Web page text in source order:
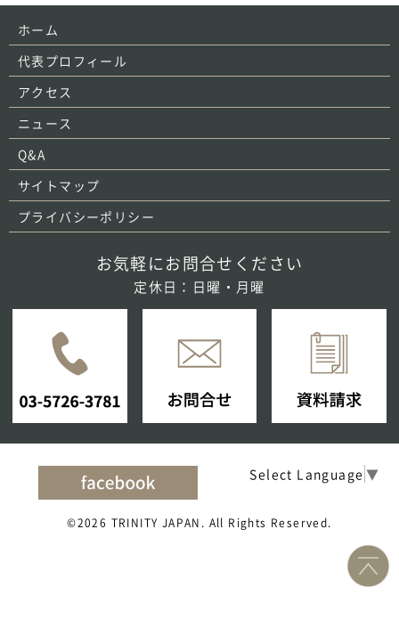
ホーム
代表プロフィール
アクセス
ニュース
Q&A
サイトマップ
プライバシーポリシー
お気軽にお問合せください
定休日：日曜・月曜
Select Language ▼
©2026 TRINITY JAPAN. All Rights Reserved.